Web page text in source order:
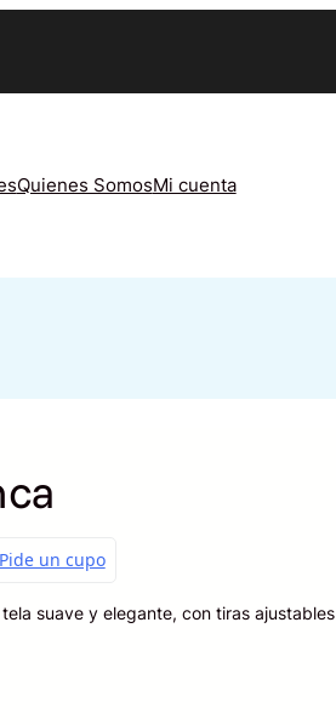
Quienes SomosMi cuenta
suave y elegante, con tiras ajustables